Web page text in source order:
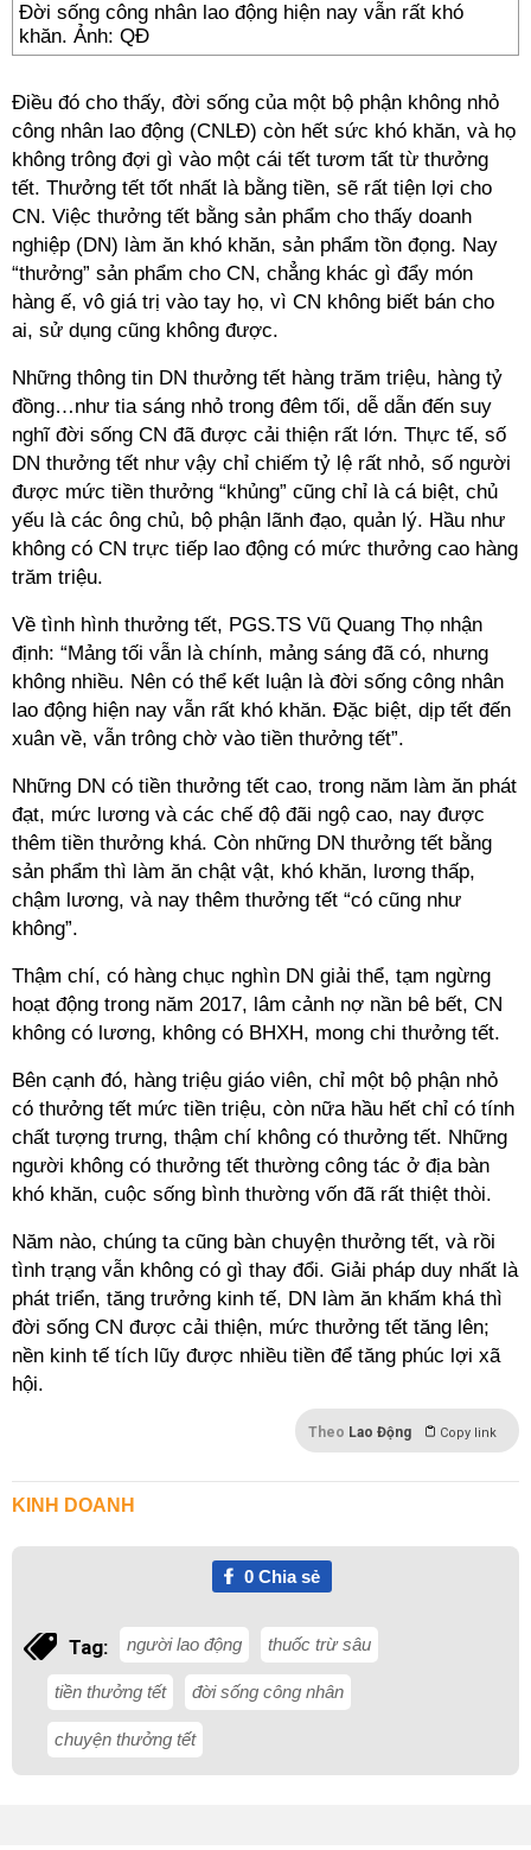
Đời sống công nhân lao động hiện nay vẫn rất khó
khăn. Ảnh: QĐ
Điều đó cho thấy, đời sống của một bộ phận không nhỏ
công nhân lao động (CNLĐ) còn hết sức khó khăn, và họ
không trông đợi gì vào một cái tết tươm tất từ thưởng
tết. Thưởng tết tốt nhất là bằng tiền, sẽ rất tiện lợi cho
CN. Việc thưởng tết bằng sản phẩm cho thấy doanh
nghiệp (DN) làm ăn khó khăn, sản phẩm tồn đọng. Nay
“thưởng” sản phẩm cho CN, chẳng khác gì đẩy món
hàng ế, vô giá trị vào tay họ, vì CN không biết bán cho
ai, sử dụng cũng không được.
Những thông tin DN thưởng tết hàng trăm triệu, hàng tỷ
đồng…như tia sáng nhỏ trong đêm tối, dễ dẫn đến suy
nghĩ đời sống CN đã được cải thiện rất lớn. Thực tế, số
DN thưởng tết như vậy chỉ chiếm tỷ lệ rất nhỏ, số người
được mức tiền thưởng “khủng” cũng chỉ là cá biệt, chủ
yếu là các ông chủ, bộ phận lãnh đạo, quản lý. Hầu như
không có CN trực tiếp lao động có mức thưởng cao hàng
trăm triệu.
Về tình hình thưởng tết, PGS.TS Vũ Quang Thọ nhận
định: “Mảng tối vẫn là chính, mảng sáng đã có, nhưng
không nhiều. Nên có thể kết luận là đời sống công nhân
lao động hiện nay vẫn rất khó khăn. Đặc biệt, dịp tết đến
xuân về, vẫn trông chờ vào tiền thưởng tết”.
Những DN có tiền thưởng tết cao, trong năm làm ăn phát
đạt, mức lương và các chế độ đãi ngộ cao, nay được
thêm tiền thưởng khá. Còn những DN thưởng tết bằng
sản phẩm thì làm ăn chật vật, khó khăn, lương thấp,
chậm lương, và nay thêm thưởng tết “có cũng như
không”.
Thậm chí, có hàng chục nghìn DN giải thể, tạm ngừng
hoạt động trong năm 2017, lâm cảnh nợ nần bê bết, CN
không có lương, không có BHXH, mong chi thưởng tết.
Bên cạnh đó, hàng triệu giáo viên, chỉ một bộ phận nhỏ
có thưởng tết mức tiền triệu, còn nữa hầu hết chỉ có tính
chất tượng trưng, thậm chí không có thưởng tết. Những
người không có thưởng tết thường công tác ở địa bàn
khó khăn, cuộc sống bình thường vốn đã rất thiệt thòi.
Năm nào, chúng ta cũng bàn chuyện thưởng tết, và rồi
tình trạng vẫn không có gì thay đổi. Giải pháp duy nhất là
phát triển, tăng trưởng kinh tế, DN làm ăn khấm khá thì
đời sống CN được cải thiện, mức thưởng tết tăng lên;
nền kinh tế tích lũy được nhiều tiền để tăng phúc lợi xã
hội.
Theo Lao Động Copy link
KINH DOANH
0Chia sẻ
Tag: người lao động thuốc trừ sâu
tiền thưởng tết đời sống công nhân
chuyện thưởng tết